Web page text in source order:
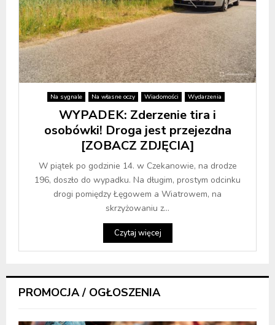
Na sygnale Na własne oczy Wiadomości Wydarzenia
WYPADEK: Zderzenie tira i
osobówki! Droga jest przejezdna
[ZOBACZ ZDJĘCIA]
W piątek po godzinie 14. w Czekanowie, na drodze
196, doszło do wypadku. Na długim, prostym odcinku
drogi pomiędzy Łęgowem a Wiatrowem, na
skrzyżowaniu z...
Czytaj więcej
PROMOCJA / OGŁOSZENIA